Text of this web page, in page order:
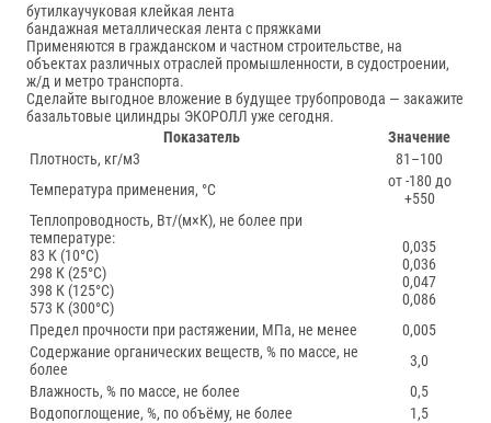
бутилкаучуковая клейкая лента
бандажная металлическая лента с пряжками
Применяются в гражданском и частном строительстве, на
объектах различных отраслей промышленности, в судостроении,
ж/д и метро транспорта.
Сделайте выгодное вложение в будущее трубопровода — закажите
базальтовые цилиндры ЭКОРОЛЛ уже сегодня.
Показатель
Значение
Плотность, кг/м3
81–100
Температура применения, °С
от -180 до
+550
Теплопроводность, Вт/(м×К), не более при
температуре:
83 К (10°С)
298 К (25°С)
398 К (125°С)
573 К (300°С)
0,035
0,036
0,047
0,086
Предел прочности при растяжении, МПа, не менее
0,005
Содержание органических веществ, % по массе, не
более
3,0
Влажность, % по массе, не более
0,5
Водопоглощение, %, по объёму, не более
1,5